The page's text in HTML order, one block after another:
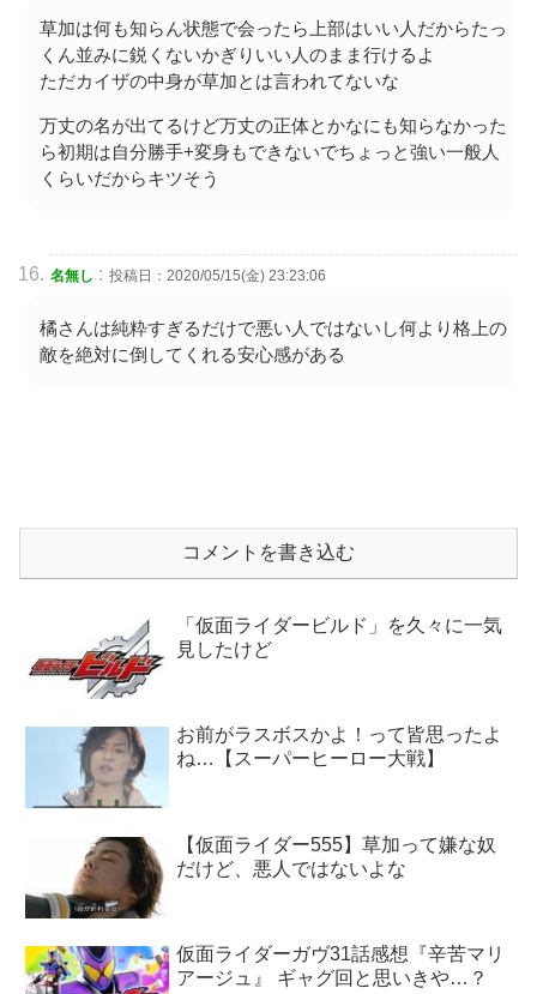
草加は何も知らん状態で会ったら上部はいい人だからたっ
くん並みに鋭くないかぎりいい人のまま行けるよ
ただカイザの中身が草加とは言われてないな
万丈の名が出てるけど万丈の正体とかなにも知らなかった
ら初期は自分勝手+変身もできないでちょっと強い一般人
くらいだからキツそう
名無し : 投稿日：2020/05/15(金) 23:23:06
橘さんは純粋すぎるだけで悪い人ではないし何より格上の
敵を絶対に倒してくれる安心感がある
コメントを書き込む
「仮面ライダービルド」を久々に一気
見したけど
お前がラスボスかよ！って皆思ったよ
ね…【スーパーヒーロー大戦】
【仮面ライダー555】草加って嫌な奴
だけど、悪人ではないよな
仮面ライダーガヴ31話感想『辛苦マリ
アージュ』 ギャグ回と思いきや…？